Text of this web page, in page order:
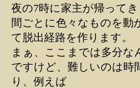
夜の7時に家主が帰って
間ごとに色々なものを動
て脱出経路を作ります。
まぁ、ここまでは多分
ですけど、難しいのは
り、例えば